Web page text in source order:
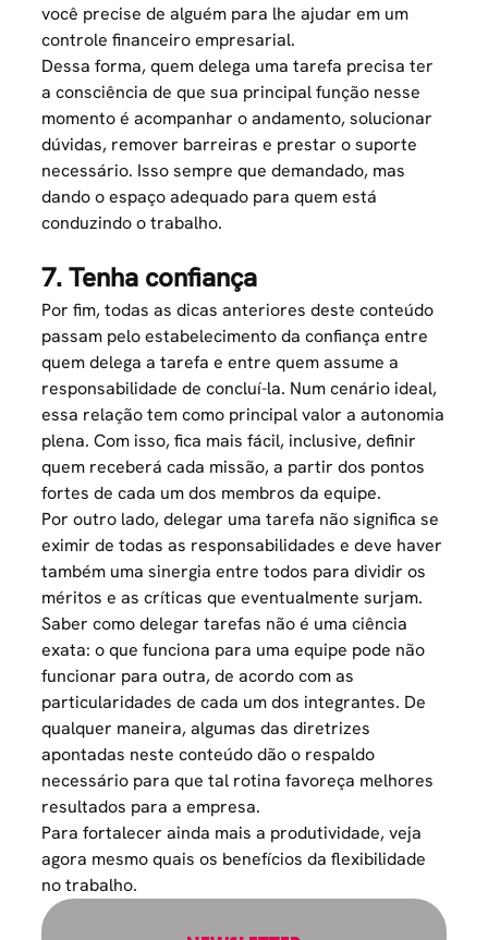
você precise de alguém para lhe ajudar em um
controle financeiro empresarial.
Dessa forma, quem delega uma tarefa precisa ter
a consciência de que sua principal função nesse
momento é acompanhar o andamento, solucionar
dúvidas, remover barreiras e prestar o suporte
necessário. Isso sempre que demandado, mas
dando o espaço adequado para quem está
conduzindo o trabalho.
7. Tenha confiança
Por fim, todas as dicas anteriores deste conteúdo
passam pelo estabelecimento da confiança entre
quem delega a tarefa e entre quem assume a
responsabilidade de concluí-la. Num cenário ideal,
essa relação tem como principal valor aautonomia
plena. Com isso, fica mais fácil, inclusive, definir
quem receberá cada missão, a partir dos pontos
fortes de cada um dos membros da equipe.
Por outro lado, delegar uma tarefa não significa se
eximir de todas as responsabilidades e deve haver
também uma sinergia entre todos para dividir os
méritos e as críticas que eventualmente surjam.
Saber como delegar tarefas não é uma ciência
exata: o que funciona para uma equipe pode não
funcionar para outra, de acordo com as
particularidades de cada um dos integrantes. De
qualquer maneira, algumas das diretrizes
apontadas neste conteúdo dão o respaldo
necessário para que tal rotina favoreça melhores
resultados para a empresa.
Para fortalecer ainda mais a produtividade, veja
agora mesmo quais os benefícios daflexibilidade
no trabalho.